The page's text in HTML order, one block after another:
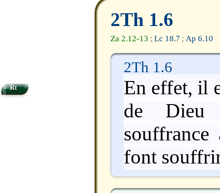
2Th 1.6
Za 2.12-13 ; Lc 18.7 ; Ap 6.10
2Th 1.6
En effet, il
de Dieu
font
Rt